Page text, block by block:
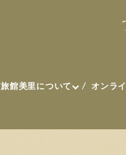
旅館美里について オンラ